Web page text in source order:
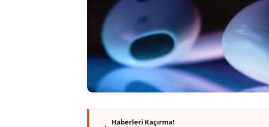
Haberleri Kaçırma!